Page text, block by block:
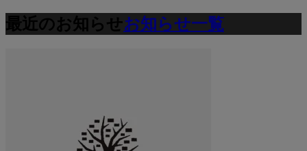
最近のお知らせお知らせ一覧